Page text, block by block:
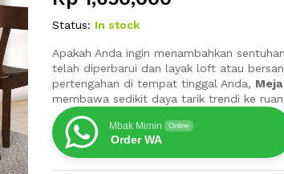
Status: In stock
Apakah Anda ingin menambahkan
telah diperbarui dan layak loft atau
pertengahan di tempat tinggal Anda,
membawa sedikit daya tarik trendi ke
Mbak Mimin Online
Order WA